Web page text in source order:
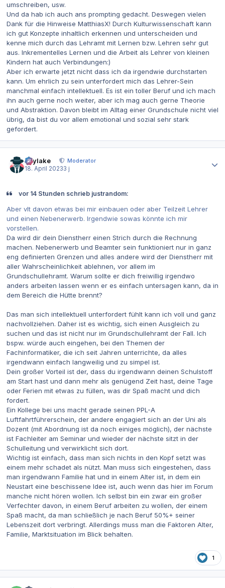
umschreiben, usw.
Und da hab ich auch ans prompting gedacht. Deswegen vielen
Dank für die Hinweise MatthiasX! Durch Kulturwissenschaft kann
ich gut Konzepte inhaltlich erkennen und unterscheiden und
kenne mich durch das Lehramt mit Lernen bzw. Lehren sehr gut
aus. Inkrementelles Lernen und die Arbeit als Lehrer von kleinen
Kindern hat auch Verbindungen:)
Aber ich erwarte jetzt nicht dass ich da irgendwie durchstarten
kann. Um ehrlich zu sein unterfordert mich das Lehrer-Sein
manchmal einfach intellektuell. Es ist ein toller Beruf und ich mach
ihn auch gerne noch weiter, aber ich mag auch gerne Theorie
und Abstraktion. Davon bleibt im Alltag einer Grundschule nicht viel
übrig, da bist du vor allem emotional und sozial sehr stark
gefordert.
skylake
Moderator
18. April 20233 j
vor 14 Stunden schrieb justrandom:
Aber vlt davon etwas bei mir einbauen oder aber Teilzeit Lehrer
und einen Nebenerwerb. Irgendwie sowas könnte ich mir
vorstellen.
Da wird dir dein Dienstherr einen Strich durch die Rechnung
machen. Nebenerwerb und Beamter sein funktioniert nur in ganz
eng definierten Grenzen und alles andere wird der Dienstherr mit
aller Wahrscheinlichkeit ablehnen, vor allem im
Grundschullehramt. Warum sollte er dich freiwillig irgendwo
anders arbeiten lassen wenn er es einfach untersagen kann, da in
dem Bereich die Hütte brennt?
Das man sich intellektuell unterfordert fühlt kann ich voll und ganz
nachvollziehen. Daher ist es wichtig, sich einen Ausgleich zu
suchen und das ist nicht nur im Grundschullehramt der Fall. Ich
bspw. würde auch eingehen, bei den Themen der
Fachinformatiker, die ich seit Jahren unterrichte, da alles
irgendwann einfach langweilig und zu simpel ist.
Dein großer Vorteil ist der, dass du irgendwann deinen Schulstoff
am Start hast und dann mehr als genügend Zeit hast, deine Tage
oder Ferien mit etwas zu füllen, was dir Spaß macht und dich
fordert.
Ein Kollege bei uns macht gerade seinen PPL-A
Luftfahrtführerschein, der andere engagiert sich an der Uni als
Dozent (mit Abordnung ist da noch einiges möglich), der nächste
ist Fachleiter am Seminar und wieder der nächste sitzt in der
Schulleitung und verwirklicht sich dort.
Wichtig ist einfach, dass man sich nichts in den Kopf setzt was
einem mehr schadet als nützt. Man muss sich eingestehen, dass
man irgendwann Familie hat und in einem Alter ist, in dem ein
Neustart eine beschissene Idee ist, auch wenn das hier im Forum
manche nicht hören wollen. Ich selbst bin ein zwar ein großer
Verfechter davon, in einem Beruf arbeiten zu wollen, der einem
Spaß macht, da man schließlich je nach Beruf 50%+ seiner
Lebenszeit dort verbringt. Allerdings muss man die Faktoren Alter,
Familie, Marktsituation im Blick behalten.
1